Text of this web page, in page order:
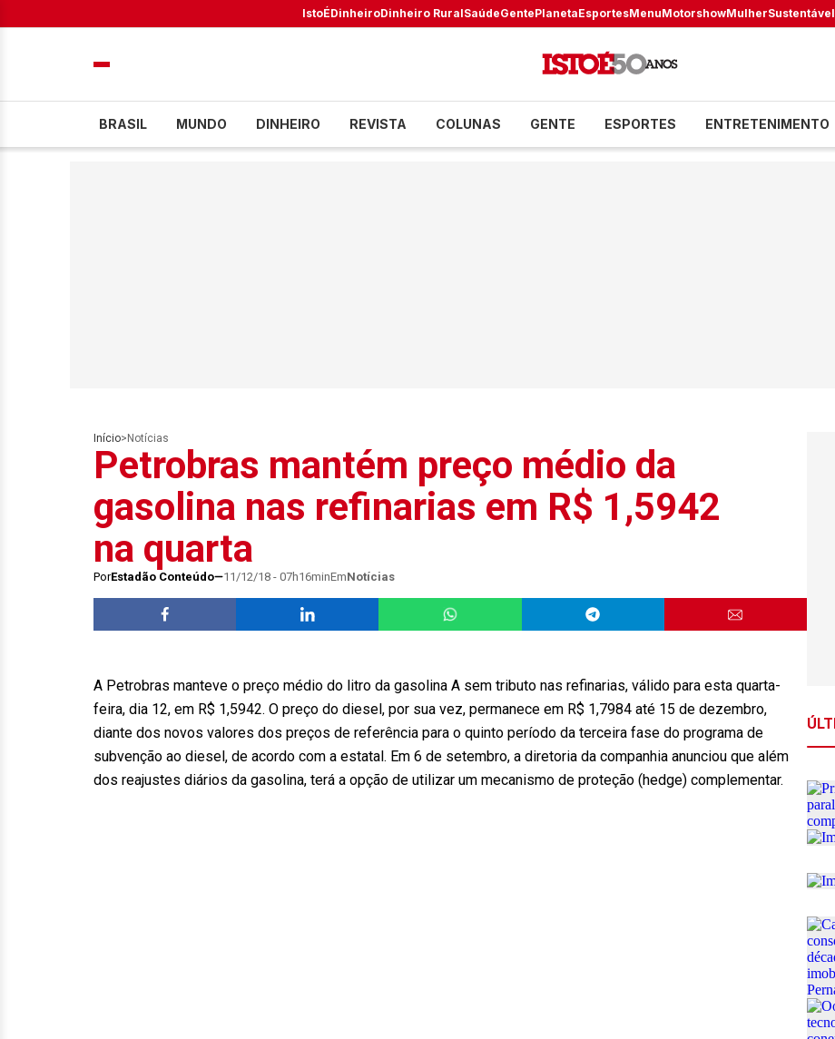
IstoÉDinheiroDinheiro RuralSaúdeGentePlanetaEsportesMenuMotorshowMulherSustentável
BRASIL MUNDO DINHEIRO REVISTA COLUNAS GENTE ESPORTES ENTRETENIMENTO
Início> Notícias
Petrobras mantém preço médio da
gasolina nas refinarias em R$ 1,5942
na quarta
PorEstadão Conteúdo 11/12/18 - 07h16minEmNotícias
A Petrobras manteve o preço médio do litro da gasolina A sem tributo nas refinarias, válido para esta quarta-
feira, dia 12, em R$ 1,5942. O preço do diesel, por sua vez, permanece em R$ 1,7984 até 15 de dezembro,
diante dos novos valores dos preços de referência para o quinto período da terceira fase do programa de
subvenção ao diesel, de acordo com a estatal. Em 6 de setembro, a diretoria da companhia anunciou que além
dos reajustes diários da gasolina, terá a opção de utilizar um mecanismo de proteção (hedge) complementar.